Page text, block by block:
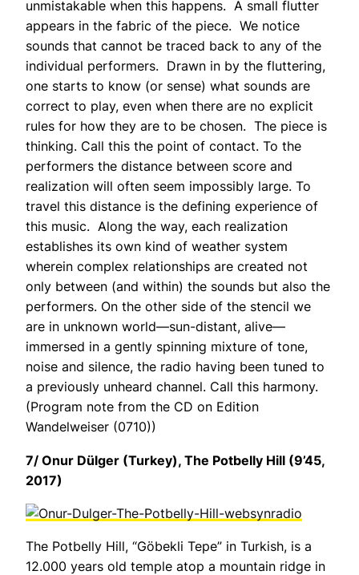
unmistakable when this happens. A small flutter
appears in the fabric of the piece. We notice
sounds that cannot be traced back to any of the
individual performers. Drawn in by the fluttering,
one starts to know (or sense) what sounds are
correct to play, even when there are no explicit
rules for how they are to be chosen. The piece is
thinking. Call this the point of contact. To the
performers the distance between score and
realization will often seem impossibly large. To
travel this distance is the defining experience of
this music. Along the way, each realization
establishes its own kind of weather system
wherein complex relationships are created not
only between (and within) the sounds but also the
performers. On the other side of the stencil we
are in unknown world—sun-distant, alive—
immersed in a gently spinning mixture of tone,
noise and silence, the radio having been tuned to
a previously unheard channel. Call this harmony.
(Program note from the CD on Edition
Wandelweiser (0710))
7/ Onur Dülger (Turkey), The Potbelly Hill (9’45,
2017)
The Potbelly Hill, “Göbekli Tepe” in Turkish, is a
12.000 years old temple atop a mountain ridge in